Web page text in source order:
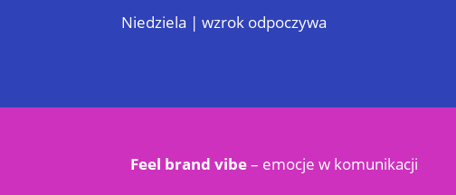
Niedziela | wzrok odpoczywa
Feel brand vibe– emocje wkomunikacji